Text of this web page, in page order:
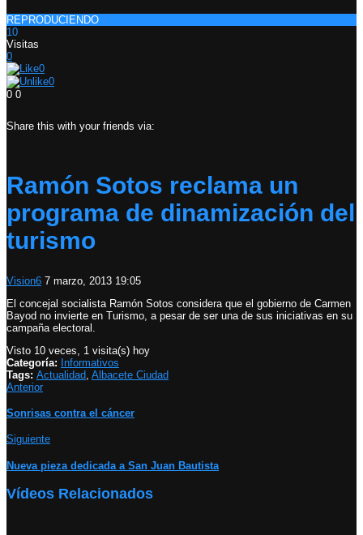
REPRODUCIENDO
10
Visitas
0
0
0
0 0
Share this with your friends via:
Ramón Sotos reclama un
programa de dinamización del
turismo
Vision6 7 marzo, 2013 19:05
El concejal socialista Ramón Sotos considera que el gobierno de Carmen
Bayod no invierte en Turismo, a pesar de ser una de sus iniciativas en su
campaña electoral.
Visto 10 veces, 1 visita(s) hoy
Categoría: Informativos
Tags: Actualidad Albacete Ciudad
Anterior
Sonrisas contra el cáncer
Siguiente
Nueva pieza dedicada a San Juan Bautista
Vídeos Relacionados